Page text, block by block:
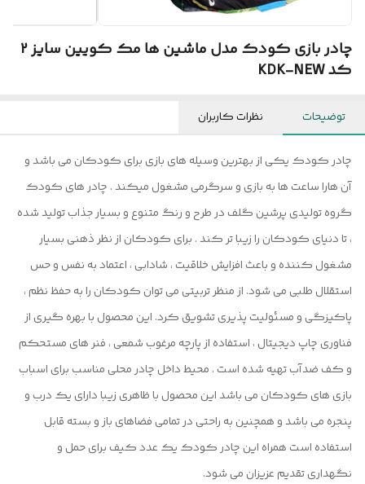
چادر بازی کودک مدل ماشین ها مک کویین سایز 2
کد KDK-NEW
توضیحات نظرات کاربران
چادر کودک یکی از بهترین وسیله های بازی برای کودکان می باشد و
آن هارا ساعت ها به بازی و سرگرمی مشغول میکند . چادر های کودک
گروه تولیدی پرشین گلف در طرح و رنگ متنوع و بسیار جذاب تولید شده
، تا دنیای کودکان را زیبا تر کند . برای کودکان از نظر ذهنی بسیار
مشغول کننده و باعث افزایش خلاقیت ، شادابی ، اعتماد به نفس و حس
استقلال طلبی می شود. از منظر تربیتی می توان کودکان را به حفظ نظم ،
پاکیزگی و مسئولیت پذیری تشویق کرد. این محصول با بهره گیری از
فناوری چاپ دیجیتال ، استفاده از پارچه مرغوب شمعی ، فنر های مستحکم
و کف ضدآب تهیه شده است . محیط داخل چادر محلی مناسب برای اسباب
بازی های کودکان می باشد این محصول با ظاهری زیبا دارای یک درب و
پنجره می باشد و همچنین به راحتی در تمامی فضاهای باز و بسته قابل
استفاده است همراه این چادر کودک یک عدد کیف برای حمل و
نگهداری تقدیم عزیزان می شود.